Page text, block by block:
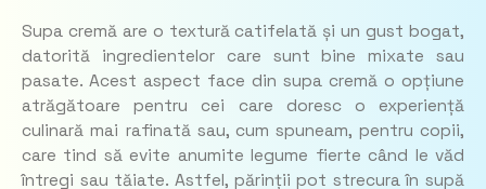
Supa cremă are o textură catifelată și un gust bogat,
datorită ingredientelor care sunt bine mixate sau
pasate. Acest aspect face din supa cremă o opțiune
atrăgătoare pentru cei care doresc o experiență
culinară mai rafinată sau, cum spuneam, pentru copii,
care tind să evite anumite legume fierte când le văd
întregi sau tăiate. Astfel, părinții pot strecura în supă